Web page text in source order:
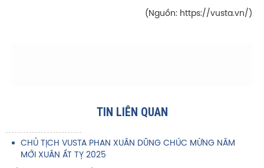
(Nguồn: https://vusta.vn/)
TIN LIÊN QUAN
CHỦ TỊCH VUSTA PHAN XUÂN DŨNG CHÚC MỪNG NĂM
MỚI XUÂN ẤT TỴ 2025